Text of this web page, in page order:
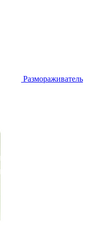
Размораживатель